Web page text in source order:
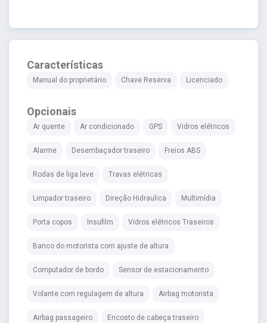
Características
Manual do proprietário Chave Reserva Licenciado
Opcionais
Ar quente Ar condicionado GPS Vidros elétricos
Alarme Desembaçador traseiro Freios ABS
Rodas de liga leve Travas elétricas
Limpador traseiro Direção Hidraulica Multimídia
Porta copos Insufilm Vidros elétricos Traseiros
Banco do motorista com ajuste de altura
Computador de bordo Sensor de estacionamento
Volante com regulagem de altura Airbag motorista
Airbag passageiro Encosto de cabeça traseiro